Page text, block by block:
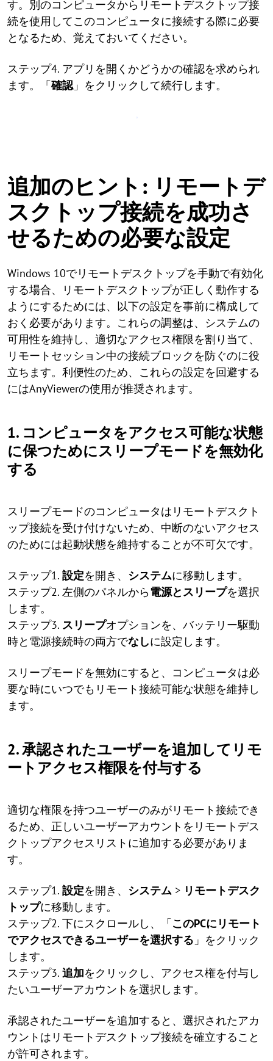
す。別のコンピュータからリモートデスクトップ接
続を使用してこのコンピュータに接続する際に必要
となるため、覚えておいてください。
ステップ4. アプリを開くかどうかの確認を求められ
ます。「確認」をクリックして続行します。
追加のヒント: リモートデ
スクトップ接続を成功さ
せるための必要な設定
Windows 10でリモートデスクトップを手動で有効化
する場合、リモートデスクトップが正しく動作する
ようにするためには、以下の設定を事前に構成して
おく必要があります。これらの調整は、システムの
可用性を維持し、適切なアクセス権限を割り当て、
リモートセッション中の接続ブロックを防ぐのに役
立ちます。利便性のため、これらの設定を回避する
にはAnyViewerの使用が推奨されます。
1. コンピュータをアクセス可能な状態
に保つためにスリープモードを無効化
する
スリープモードのコンピュータはリモートデスクト
ップ接続を受け付けないため、中断のないアクセス
のためには起動状態を維持することが不可欠です。
ステップ1. 設定を開き、 システムに移動します。
ステップ2. 左側のパネルから電源とスリープを選択
します。
ステップ3. スリープオプションを、バッテリー駆動
時と電源接続時の両方でなしに設定します。
スリープモードを無効にすると、コンピュータは必
要な時にいつでもリモート接続可能な状態を維持し
ます。
2. 承認されたユーザーを追加してリモ
ートアクセス権限を付与する
適切な権限を持つユーザーのみがリモート接続でき
るため、正しいユーザーアカウントをリモートデス
クトップアクセスリストに追加する必要がありま
す。
ステップ1. 設定を開き、 システム > リモートデスク
トップに移動します。
ステップ2. 下にスクロールし、「このPCにリモート
でアクセスできるユーザーを選択する 」をクリック
します。
ステップ3. 追加をクリックし、アクセス権を付与し
たいユーザーアカウントを選択します。
承認されたユーザーを追加すると、選択されたアカ
ウントはリモートデスクトップ接続を確立すること
が許可されます。